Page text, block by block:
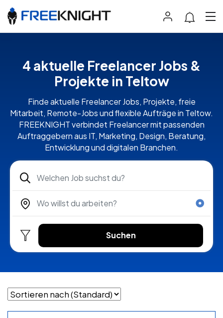
4 aktuelle Freelancer Jobs &
Projekte in Teltow
Finde aktuelle Freelancer Jobs, Projekte, freie
Mitarbeit, Remote-Jobs und flexible Aufträge in Teltow.
FREEKNIGHT verbindet Freelancer mit passenden
Auftraggebern aus IT, Marketing, Design, Beratung,
Entwicklung und digitalen Branchen.
Suchen